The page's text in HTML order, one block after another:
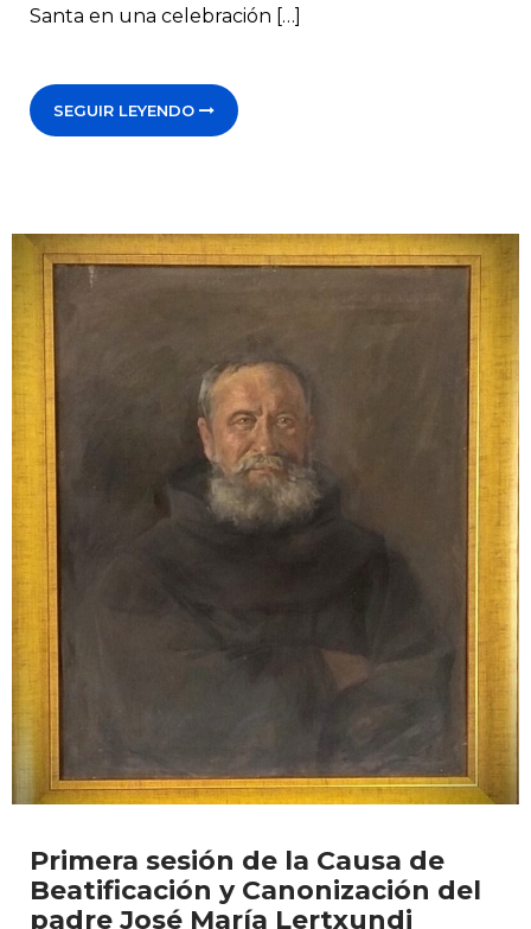
Santa en una celebración […]
SEGUIR LEYENDO
Primera sesión de la Causa de
Beatificación y Canonización del
padre José María Lertxundi